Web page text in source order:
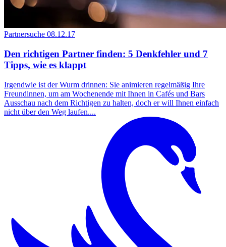
Partnersuche 08.12.17
Den richtigen Partner finden: 5 Denkfehler und 7
Tipps, wie es klappt
Irgendwie ist der Wurm drinnen: Sie animieren regelmäßig Ihre
Freundinnen, um am Wochenende mit Ihnen in Cafés und Bars
Ausschau nach dem Richtigen zu halten, doch er will Ihnen einfach
nicht über den Weg laufen....